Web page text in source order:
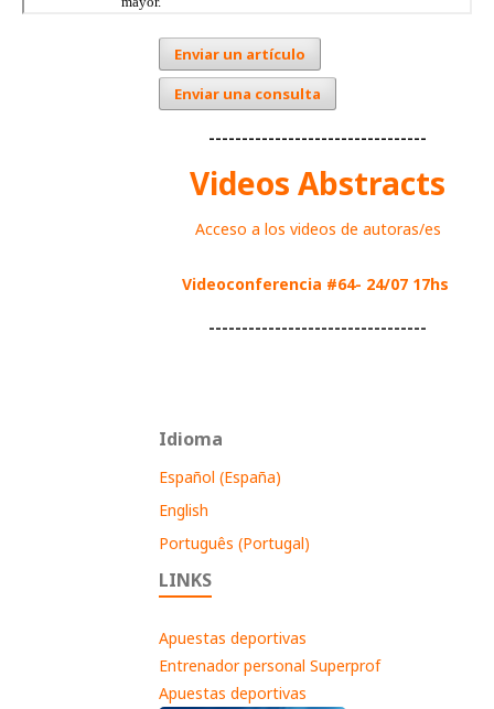
Enviar un artículo
Enviar una consulta
---------------------------------
Videos Abstracts
Acceso a los videos de autoras/es
Videoconferencia #64- 24/07 17hs
---------------------------------
Idioma
Español (España)
English
Português (Portugal)
LINKS
Apuestas deportivas
Entrenador personal Superprof
Apuestas deportivas